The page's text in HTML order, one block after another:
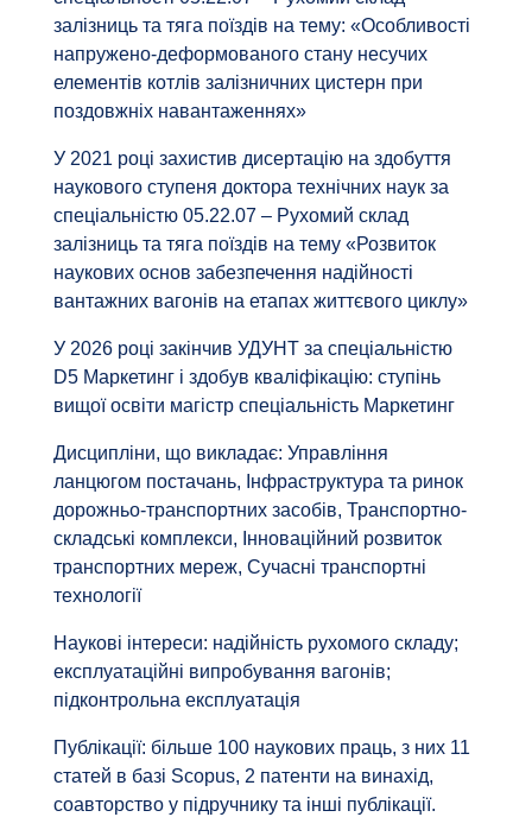
залізниць та тяга поїздів на тему: «Особливості
напружено-деформованого стану несучих
елементів котлів залізничних цистерн при
поздовжніх навантаженнях»
У 2021 році захистив дисертацію на здобуття
наукового ступеня доктора технічних наук за
спеціальністю 05.22.07 – Рухомий склад
залізниць та тяга поїздів на тему «Розвиток
наукових основ забезпечення надійності
вантажних вагонів на етапах життєвого циклу»
У 2026 році закінчив УДУНТ за спеціальністю
D5 Маркетинг і здобув кваліфікацію: ступінь
вищої освіти магістр спеціальність Маркетинг
Дисципліни, що викладає: Управління
ланцюгом постачань, Інфраструктура та ринок
дорожньо-транспортних засобів, Транспортно-
складські комплекси, Інноваційний розвиток
транспортних мереж, Сучасні транспортні
технології
Наукові інтереси: надійність рухомого складу;
експлуатаційні випробування вагонів;
підконтрольна експлуатація
Публікації: більше 100 наукових праць, з них 11
статей в базі Scopus, 2 патенти на винахід,
соавторство у підручнику та інші публікації.